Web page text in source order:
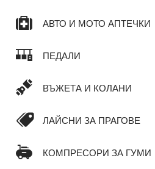
АВТО И МОТО АПТЕЧКИ
ПЕДАЛИ
ВЪЖЕТА И КОЛАНИ
ЛАЙСНИ ЗА ПРАГОВЕ
КОМПРЕСОРИ ЗА ГУМИ